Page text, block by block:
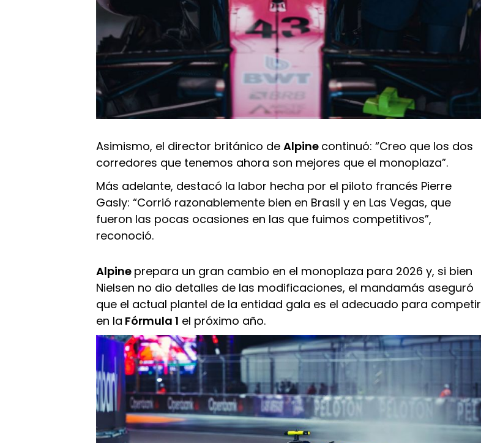
Asimismo, el director británico de Alpine continuó: “Creo que los dos
corredores que tenemos ahora son mejores que el monoplaza”.
Más adelante, destacó la labor hecha por el piloto francés Pierre
Gasly: “Corrió razonablemente bien en Brasil y en Las Vegas, que
fueron las pocas ocasiones en las que fuimos competitivos”,
reconoció.
Alpine prepara un gran cambio en el monoplaza para 2026 y, si bien
Nielsen no dio detalles de las modificaciones, el mandamás aseguró
que el actual plantel de la entidad gala es el adecuado para competir
en la Fórmula 1 el próximo año.